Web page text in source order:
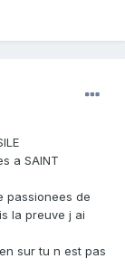
a SAINT
passionees de
la preuve j ai
sur tu n est pas